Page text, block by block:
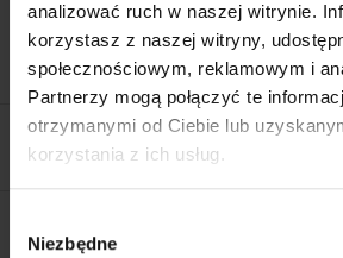
analizować ruch w naszej witrynie.
korzystasz z naszej witryny,
społecznościowym, reklamowym i
Partnerzy mogą połączyć te
otrzymanymi od Ciebie lub
korzystania z ich usług.
zgody
Niezbędne
Kolacja z prelegentami i before
party (Hotel Sheraton, 27.10) tylko
wbilecie ALLPASS VIP
Dostępne
tylko w
bilecie
ALLPASS
VIP
Dedykowana strefa VIP z
możliwością networkingu z
prelegentami i wystawcami w
WARTOŚĆ: 1970 zł